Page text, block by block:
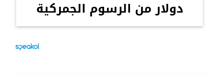
دولار من الرسوم الجمركية